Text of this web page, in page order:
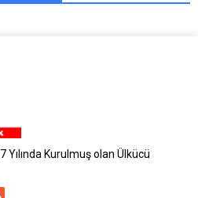
Yılında Kurulmuş olan Ülkücü